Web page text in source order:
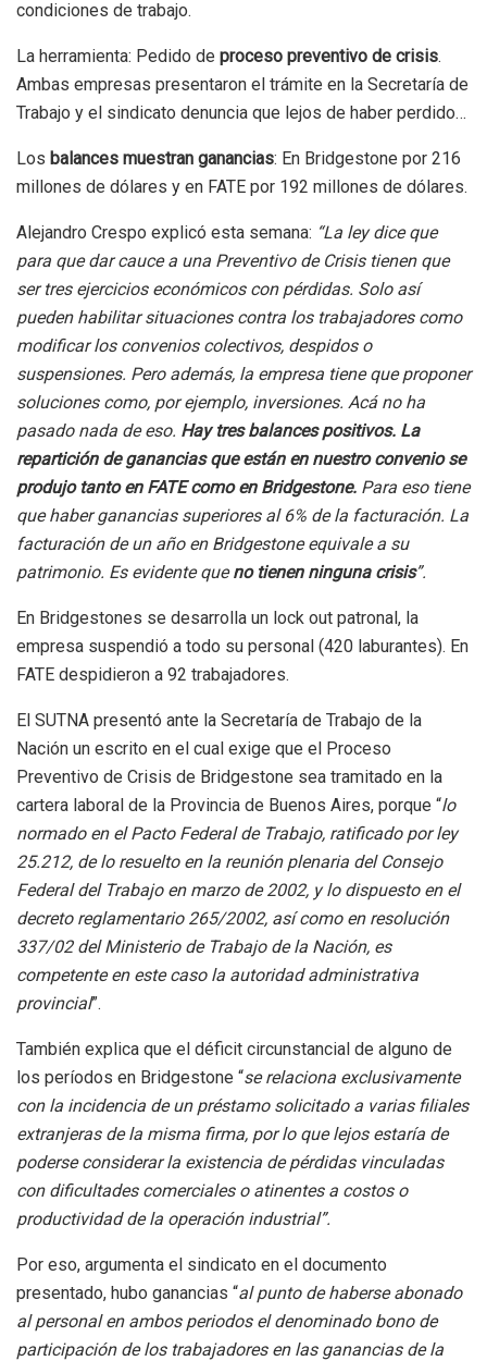
condiciones de trabajo.
La herramienta: Pedido de proceso preventivo de crisis.
Ambas empresas presentaron el trámite en la Secretaría de
Trabajo y el sindicato denuncia que lejos de haber perdido…
Los balances muestran ganancias: En Bridgestone por 216
millones de dólares y en FATE por 192 millones de dólares.
Alejandro Crespo explicó esta semana: “La ley dice que
para que dar cauce a una Preventivo de Crisis tienen que
ser tres ejercicios económicos con pérdidas. Solo así
pueden habilitar situaciones contra los trabajadores como
modificar los convenios colectivos, despidos o
suspensiones. Pero además, la empresa tiene que proponer
soluciones como, por ejemplo, inversiones. Acá no ha
pasado nada de eso. Hay tres balances positivos. La
repartición de ganancias que están en nuestro convenio se
produjo tanto en FATE como en Bridgestone. Para eso tiene
que haber ganancias superiores al 6% de la facturación. La
facturación de un año en Bridgestone equivale a su
patrimonio. Es evidente queno tienen ninguna crisis”.
En Bridgestones se desarrolla un lock out patronal, la
empresa suspendió a todo su personal (420 laburantes). En
FATE despidieron a 92 trabajadores.
El SUTNA presentó ante la Secretaría de Trabajo de la
Nación un escrito en el cual exige que el Proceso
Preventivo de Crisis de Bridgestone sea tramitado en la
cartera laboral de la Provincia de Buenos Aires, porque “lo
normado en el Pacto Federal de Trabajo, ratificado por ley
25.212, de lo resuelto en la reunión plenaria del Consejo
Federal del Trabajo en marzo de 2002, y lo dispuesto en el
decreto reglamentario 265/2002, así como en resolución
337/02 del Ministerio de Trabajo de la Nación, es
competente en este caso la autoridad administrativa
provincial”.
También explica que el déficit circunstancial de alguno de
los períodos en Bridgestone “se relaciona exclusivamente
con la incidencia de un préstamo solicitado a varias filiales
extranjeras de la misma firma, por lo que lejos estaría de
poderse considerar la existencia de pérdidas vinculadas
con dificultades comerciales o atinentes a costos o
productividad de la operación industrial”.
Por eso, argumenta el sindicato en el documento
presentado, hubo ganancias “al punto de haberse abonado
al personal en ambos periodos el denominado bono de
participación de los trabajadores en las ganancias de la